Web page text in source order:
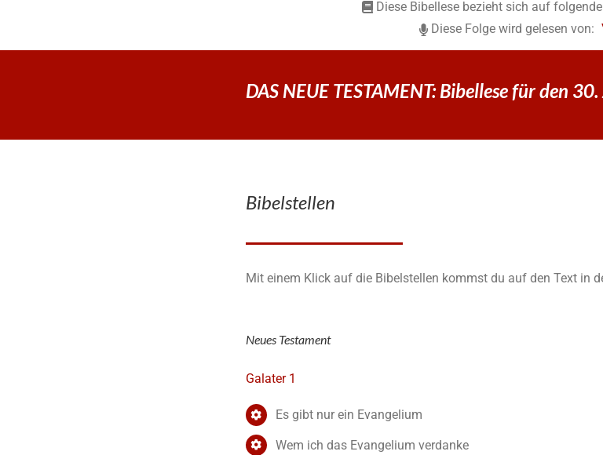
Diese Bibellese bezieht sich auf
Diese Folge wird gelesen von:
DAS NEUE TESTAMENT: Bibellese für den
Bibelstellen
Mit einem Klick auf die Bibelstellen kommst du auf den Text in
Neues Testament
Galater 1
Es gibt nur ein Evangelium
Wem ich das Evangelium verdanke